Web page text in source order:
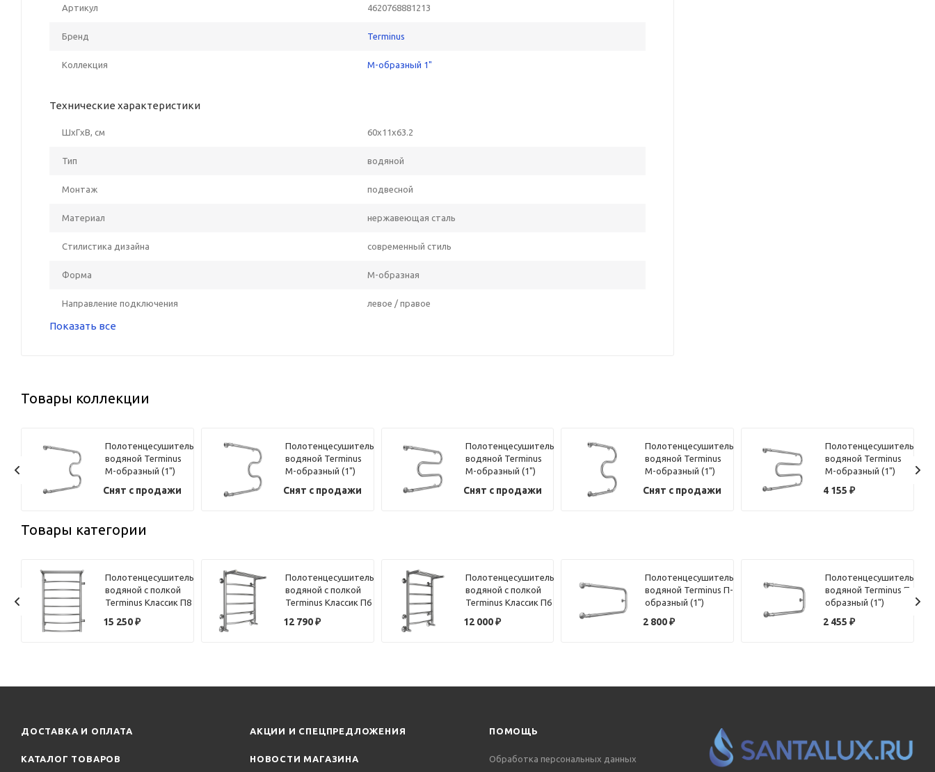
Артикул 4620768881213
Бренд Terminus
Коллекция М-образный 1"
Технические характеристики
ШxГxВ, см 60x11x63.2
Тип водяной
Монтаж подвесной
Материал нержавеющая сталь
Стилистика дизайна современный стиль
Форма M-образная
Направление подключения левое / правое
Показать все
Товары коллекции
Полотенцесушитель
водяной Terminus
М-образный (1")
Снят с продажи
Полотенцесушитель
водяной Terminus
М-образный (1")
Снят с продажи
Полотенцесушитель
водяной Terminus
М-образный (1")
Снят с продажи
Полотенцесушитель
водяной Terminus
М-образный (1")
Снят с продажи
Полотенцесушитель
водяной Terminus
М-образный (1")
4 155 ₽
Товары категории
Полотенцесушитель
водяной с полкой
Terminus Классик П8
15 250₽
Полотенцесушитель
водяной с полкой
Terminus Классик П6
12 790₽
Полотенцесушитель
водяной с полкой
Terminus Классик П6
12 000₽
Полотенцесушитель
водяной Terminus П-
образный (1")
2 800₽
Полотенцесушитель
водяной Terminus П-
образный (1")
2 455 ₽
ДОСТАВКА И ОПЛАТА
КАТАЛОГ ТОВАРОВ
АКЦИИ И СПЕЦПРЕДЛОЖЕНИЯ
НОВОСТИ МАГАЗИНА
ПОМОЩЬ
Обработка персональных данных